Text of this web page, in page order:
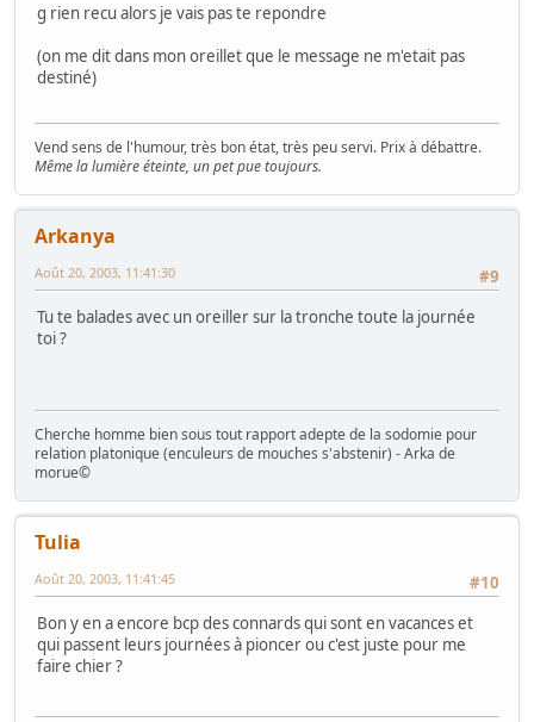
g rien recu alors je vais pas te repondre
(on me dit dans mon oreillet que le message ne m'etait pas
destiné)
Vend sens de l'humour, très bon état, très peu servi. Prix à débattre.
Même la lumière éteinte, un pet pue toujours.
Arkanya
#9
Août 20, 2003, 11:41:30
Tu te balades avec un oreiller sur la tronche toute la journée
toi ?
Cherche homme bien sous tout rapport adepte de la sodomie pour
relation platonique (enculeurs de mouches s'abstenir) - Arka de
morue©
Tulia
#10
Août 20, 2003, 11:41:45
Bon y en a encore bcp des connards qui sont en vacances et
qui passent leurs journées à pioncer ou c'est juste pour me
faire chier ?